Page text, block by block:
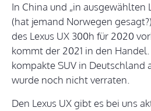
In China und „in ausgewählten
(hat jemand Norwegen
des Lexus UX 300h für 2020
kommt der 2021 in den
kompakte SUV in Deutschland
wurde noch nicht verraten.
Den Lexus UX gibt es bei uns